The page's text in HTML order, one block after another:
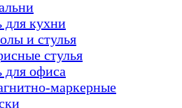
для кухни
и стулья
стулья
для офиса
маркерные